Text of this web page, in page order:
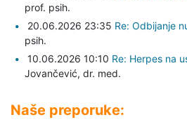
prof. psih.
20.06.2026 23:35 Re: Odbijanje
psih.
10.06.2026 10:10 Re: Herpes na
Jovančević, dr. med.
Naše preporuke: